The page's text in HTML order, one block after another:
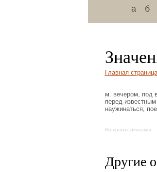
а б
Главная страница
м. вечером, под
перед
наужинаться,
На правах рекламы:
Другие